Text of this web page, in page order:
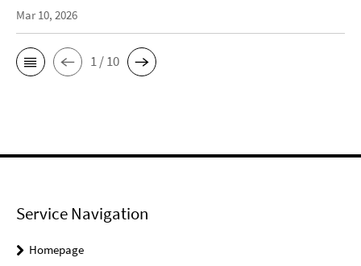
Mar 10, 2026
1 / 10
Service Navigation
Homepage